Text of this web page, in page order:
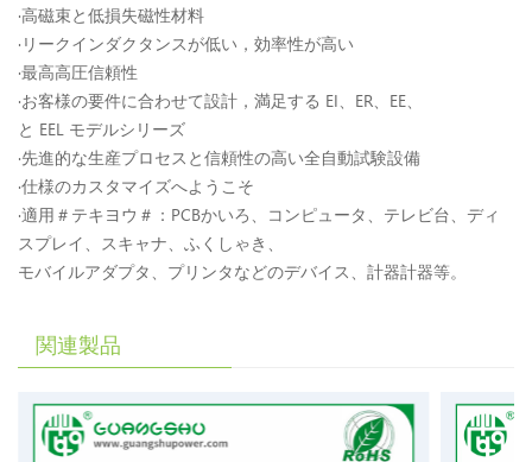
·高磁束と低損失磁性材料
·リークインダクタンスが低い，効率性が高い
·最高高圧信頼性
·お客様の要件に合わせて設計，満足する EI、ER、EE、
と EEL モデルシリーズ
·先進的な生産プロセスと信頼性の高い全自動試験設備
·仕様のカスタマイズへようこそ
·適用＃テキヨウ＃：PCBかいろ、コンピュータ、テレビ台、ディ
スプレイ、スキャナ、ふくしゃき、
モバイルアダプタ、プリンタなどのデバイス、計器計器等。
関連製品